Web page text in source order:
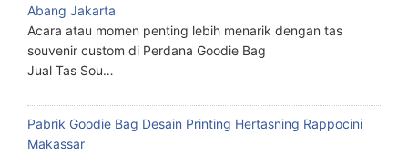
Abang Jakarta
Acara atau momen penting lebih menarik dengan tas
souvenir custom di Perdana Goodie Bag
Jual Tas Sou…
Pabrik Goodie Bag Desain Printing Hertasning Rappocini
Makassar